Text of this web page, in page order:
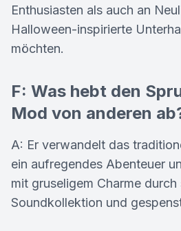
Enthusiasten als auch an
Halloween-inspirierte
möchten.
F: Was hebt den
Mod von anderen
A: Er verwandelt das
ein aufregendes Abenteuer
mit gruseligem Charme
Soundkollektion und